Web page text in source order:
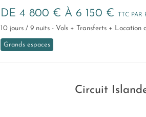
DE 4 800 € À 6 150 € TTC PAR
10 jours / 9 nuits - Vols + Transferts + Location
Grands espaces
Circuit